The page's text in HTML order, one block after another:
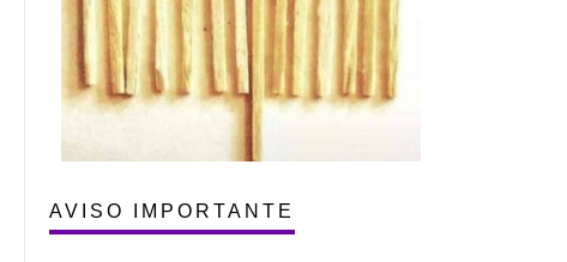
AVISO IMPORTANTE